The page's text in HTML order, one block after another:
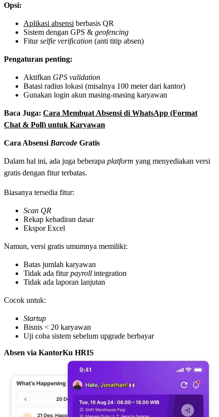
Opsi:
Aplikasi absensi berbasis QR
Sistem dengan GPS & geofencing
Fiturselfie verification (anti titip absen)
Pengaturan penting:
Aktifkan GPS validation
Batasi radius lokasi (misalnya 100 meter dari kantor)
Gunakan login akun masing-masing karyawan
Baca Juga: Cara Membuat Absensi di WhatsApp (Format
Chat & Poll) untuk Karyawan
Cara Absensi Barcode Gratis
Dalam hal ini, ada juga beberapa platform yang menyediakan versi
gratis dengan fitur terbatas.
Biasanya tersedia fitur:
Scan QR
Rekap kehadiran dasar
Ekspor Excel
Namun, versi gratis umumnya memiliki:
Batas jumlah karyawan
Tidak ada fiturpayroll integration
Tidak ada laporan lanjutan
Cocok untuk:
Startup
Bisnis < 20 karyawan
Uji coba sistem sebelum upgrade berbayar
Absen via KantorKu HRIS